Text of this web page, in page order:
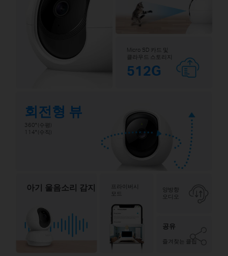
Micro SD 카드 및
클라우드 스토리지
512G
회전형 뷰
360° (수평)
114° (수직)
아기 울음소리 감지
프라이버시
모드
양방향
오디오
공유
즐겨찾는 클립